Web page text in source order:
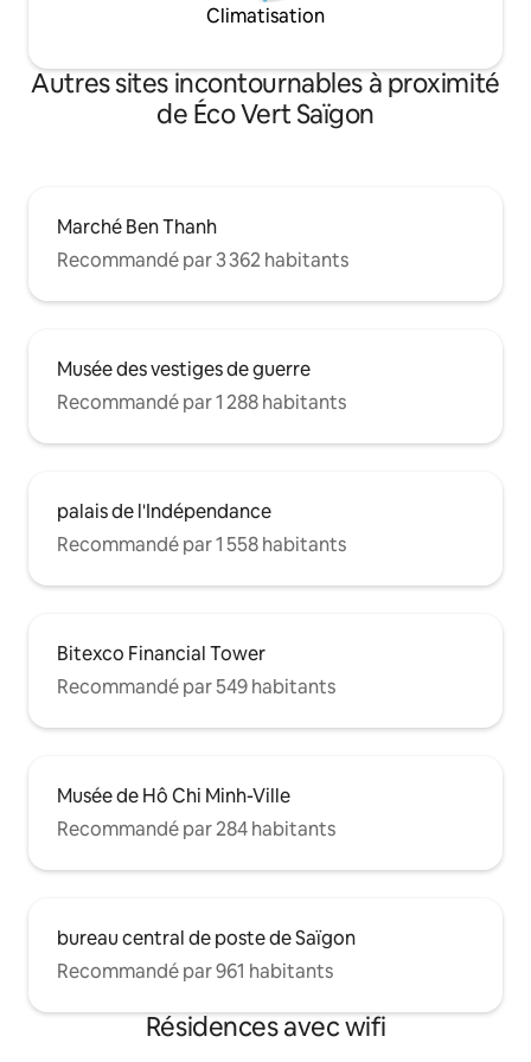
Climatisation
Autres sites incontournables à proximité
de Éco Vert Saïgon
Marché Ben Thanh
Recommandé par 3 362 habitants
Musée des vestiges de guerre
Recommandé par 1 288 habitants
palais de l'Indépendance
Recommandé par 1 558 habitants
Bitexco Financial Tower
Recommandé par 549 habitants
Musée de Hô Chi Minh-Ville
Recommandé par 284 habitants
bureau central de poste de Saïgon
Recommandé par 961 habitants
Résidences avec wifi